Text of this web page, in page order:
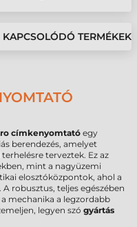
KAPCSOLÓDÓ TERMÉKEK
címkenyomtató egy
berendezés, amelyet
terhelésre terveztek. Ez az
mint a nagyüzemi
elosztóközpontok, ahol a
robusztus, teljes egészében
mechanika a legzordabb
legyen szó gyártás